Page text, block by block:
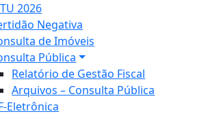
2026
Negativa
de Imóveis
Pública
Relatório de Gestão Fiscal
Arquivos – Consulta Pública
Eletrônica